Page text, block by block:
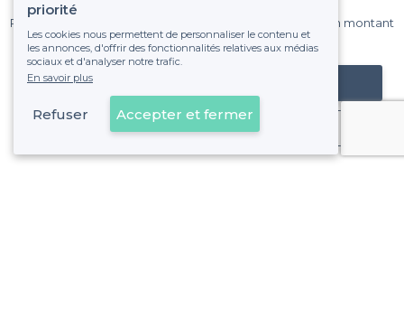
Pas de commissions et sans engagement, vous payez un montant
fixe sans risque de voir déraper la facture.
Référencer mon établissement
Déjà client
priorité
Les cookies nous permettent de personnaliser le contenu et
les annonces, d'offrir des fonctionnalités relatives aux médias
sociaux et d'analyser notre trafic.
En savoir plus
Refuser Accepter et fermer